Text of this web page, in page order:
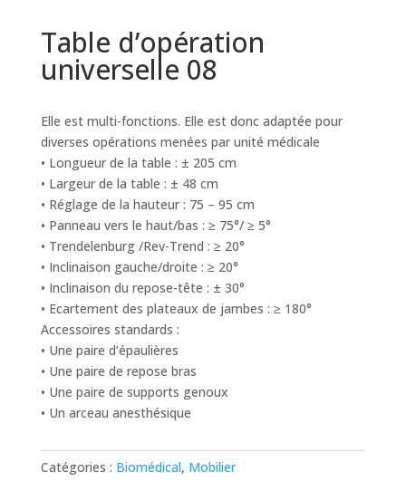
Table d’opération
universelle 08
Elle est multi-fonctions. Elle est donc adaptée pour
diverses opérations menées par unité médicale
• Longueur de la table : ± 205 cm
• Largeur de la table : ± 48 cm
• Réglage de la hauteur : 75 – 95 cm
• Panneau vers le haut/bas : ≥ 75°/ ≥ 5°
• Trendelenburg /Rev-Trend : ≥ 20°
• Inclinaison gauche/droite : ≥ 20°
• Inclinaison du repose-tête : ± 30°
• Ecartement des plateaux de jambes : ≥ 180°
Accessoires standards :
• Une paire d’épaulières
• Une paire de repose bras
• Une paire de supports genoux
• Un arceau anesthésique
Catégories : Biomédical, Mobilier